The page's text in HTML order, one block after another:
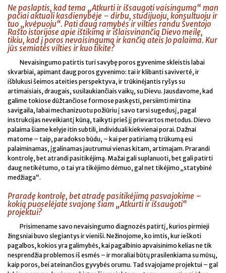
Ne paslaptis, kad tema „Atkurti ir išsaugoti vaisingumą“ man
pačiai aktuali kasdienybėje – dirbu, studijuoju, konsultuoju ir
tuo „kvėpuoju“. Pati daug ramybės ir vilties randu Šventojo
Rašto istorijose apie ištikimą ir išlaisvinančią Dievo meilę,
tikiu, kad į poros nevaisingumą ir kančią ateis Jo palaima. Kur
jūs semiatės vilties ir kuo tikite?
Nevaisingumo patirtis turi savybę poros gyvenime skleistis labai
skvarbiai, apimant daug poros gyvenimo: tai ir klibanti savivertė, ir
išblukusi šeimos ateities perspektyva, ir trūkinėjantis ryšys su
artimaisiais, draugais, susilaukiančiais vaikų, su Dievu. Jausdavome, kad
galime tokiose dūžtančiose formose paskęsti, persiimti mirtina
savigaila, labai mechanizuotu požiūriu į savo tarsi sugedusį, pagal
instrukcijas neveikiantį kūną, taikyti prieš jį prievartos metodus. Dievo
palaima šiame kelyje itin subtili, individuali kiekvienai porai. Dažnai
matome – taip, paradokso būdu, – kai per patiriamą trūkumą esi
palaiminamas, įgalinamas jautrumui vienas kitam, artimajam. Prarandi
kontrolę, bet atrandi pasitikėjimą. Mažai gali suplanuoti, bet gali patirti
daug netikėtumo, o tai yra tikėjimo dėmuo, gal net tikėjimo „statybinė
medžiaga“.
Praradę kontrolę, bet atradę pasitikėjimą pasvajokime –
kokią puoselėjate svajonę šiam „Atkurti ir išsaugoti“
projektui?
Prisimename savo nevaisingumo diagnozės patirtį, kurios pirmieji
žingsniai buvo slegiantys ir vieniši. Nežinojome, ko imtis, kur ieškoti
pagalbos, kokios yra galimybės, kai pagalbinio apvaisinimo kelias ne tik
nesprendžia problemos iš esmės – ir moraliai būtų prasilenkiama su mūsų,
kaip poros, bei ateinančios gyvybės orumu. Tad svajojame projektui – gal